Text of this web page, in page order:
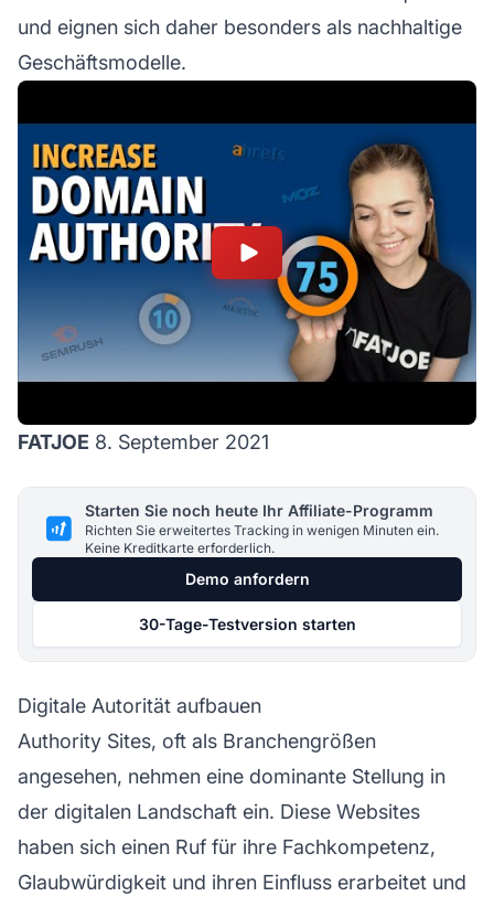
und eignen sich daher besonders als nachhaltige
Geschäftsmodelle.
FATJOE 8. September 2021
Starten Sie noch heute Ihr Affiliate-Programm
Richten Sie erweitertes Tracking in wenigen Minuten ein.
Keine Kreditkarte erforderlich.
Demo anfordern
30-Tage-Testversion starten
Digitale Autorität aufbauen
Authority Sites, oft als Branchengrößen
angesehen, nehmen eine dominante Stellung in
der digitalen Landschaft ein. Diese Websites
haben sich einen Ruf für ihre Fachkompetenz,
Glaubwürdigkeit und ihren Einfluss erarbeitet und